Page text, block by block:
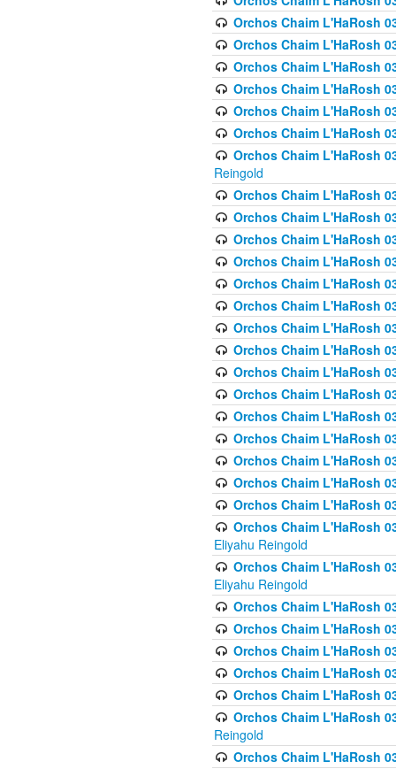
Orchos Chaim L'HaRosh
Orchos Chaim L'HaRosh
Orchos Chaim L'HaRosh
Orchos Chaim L'HaRosh
Orchos Chaim L'HaRosh
Orchos Chaim L'HaRosh
Orchos Chaim L'HaRosh
Reingold
Orchos Chaim L'HaRosh
Orchos Chaim L'HaRosh
Orchos Chaim L'HaRosh
Orchos Chaim L'HaRosh
Orchos Chaim L'HaRosh
Orchos Chaim L'HaRosh
Orchos Chaim L'HaRosh
Orchos Chaim L'HaRosh
Orchos Chaim L'HaRosh
Orchos Chaim L'HaRosh
Orchos Chaim L'HaRosh
Orchos Chaim L'HaRosh
Orchos Chaim L'HaRosh
Orchos Chaim L'HaRosh
Orchos Chaim L'HaRosh
Orchos Chaim L'HaRosh
Eliyahu Reingold
Orchos Chaim L'HaRosh
Eliyahu Reingold
Orchos Chaim L'HaRosh
Orchos Chaim L'HaRosh
Orchos Chaim L'HaRosh
Orchos Chaim L'HaRosh
Orchos Chaim L'HaRosh
Orchos Chaim L'HaRosh
Reingold
Orchos Chaim L'HaRosh